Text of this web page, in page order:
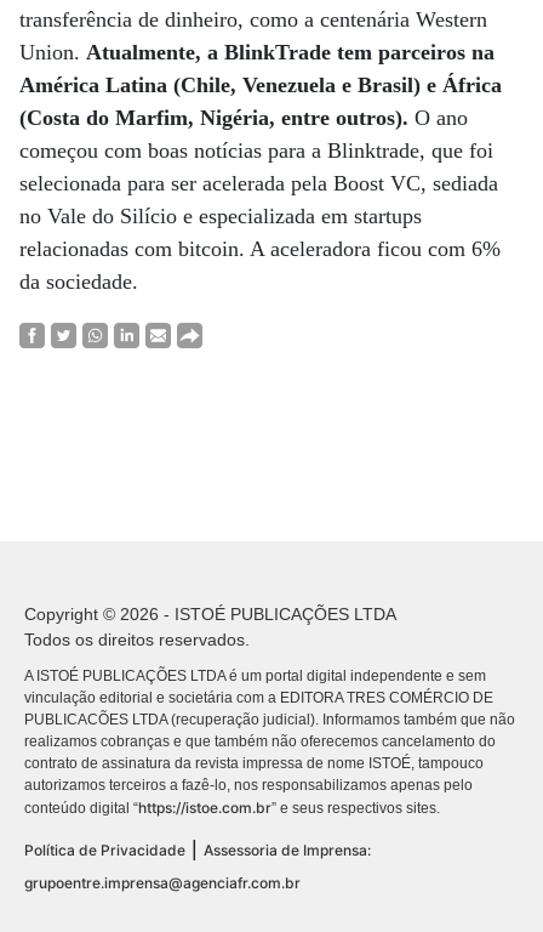
transferência de dinheiro, como a centenária Western
Union. Atualmente, a BlinkTrade tem parceiros na
América Latina (Chile, Venezuela e Brasil) e África
(Costa do Marfim, Nigéria, entre outros). O ano
começou com boas notícias para a Blinktrade, que foi
selecionada para ser acelerada pela Boost VC, sediada
no Vale do Silício e especializada em startups
relacionadas com bitcoin. A aceleradora ficou com 6%
da sociedade.
Copyright © 2026 - ISTOÉ PUBLICAÇÕES LTDA
Todos os direitos reservados.
A ISTOÉ PUBLICAÇÕES LTDA é um portal digital independente e sem
vinculação editorial e societária com a EDITORA TRES COMÉRCIO DE
PUBLICACÕES LTDA (recuperação judicial). Informamos também que não
realizamos cobranças e que também não oferecemos cancelamento do
contrato de assinatura da revista impressa de nome ISTOÉ, tampouco
autorizamos terceiros a fazê-lo, nos responsabilizamos apenas pelo
conteúdo digital “https://istoe.com.br” e seus respectivos sites.
Política de Privacidade
Assessoria de Imprensa:
grupoentre.imprensa@agenciafr.com.br